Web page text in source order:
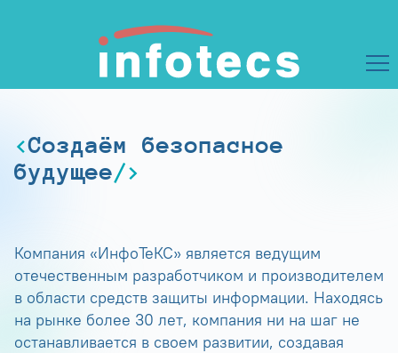
Создаём безопасное
будущее
Компания «ИнфоТеКС» является ведущим
отечественным разработчиком и производителем
в области средств защиты информации. Находясь
на рынке более 30 лет, компания ни на шаг не
останавливается в своем развитии, создавая